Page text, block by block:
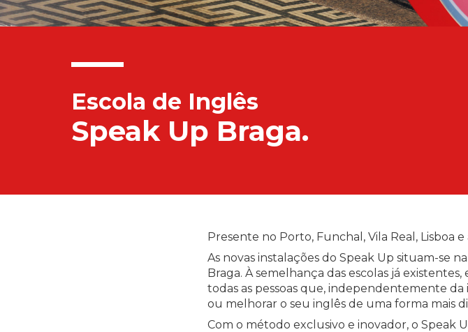
Escola de Inglês
Speak Up Braga.
Presente no Porto, Funchal, Vila Real, Lisboa
As novas instalações do Speak Up situam-se
Braga. À semelhança das escolas já
todas as pessoas que, independentemente
ou melhorar o seu inglês de uma forma mais
Com o método exclusivo e inovador, o Speak